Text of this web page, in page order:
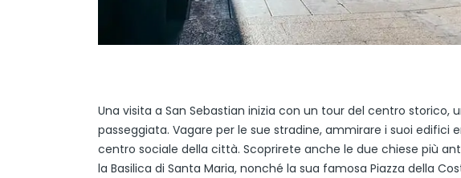
Una visita a San Sebastian inizia con un tour del centro
passeggiata. Vagare per le sue stradine, ammirare i suoi edifici
centro sociale della città. Scoprirete anche le due chiese più
la Basilica di Santa Maria, nonché la sua famosa Piazza della